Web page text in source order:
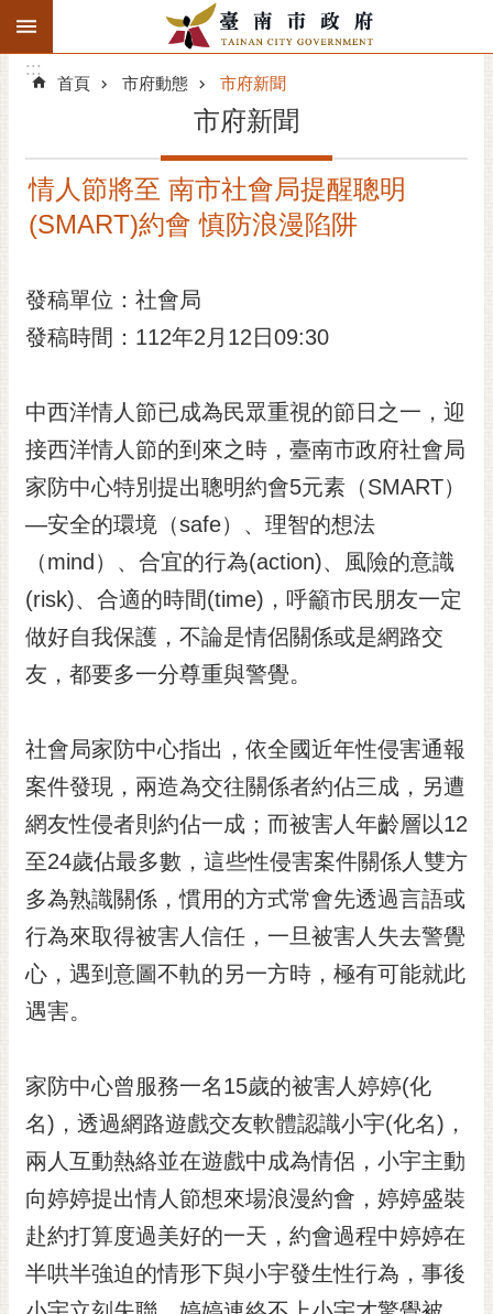
跳到主要內容區塊
搜
階
精彩府城
市府團隊
主題服務
市政資訊
市民互動
黃
螢
光
花
泉
桐
花
祭
網
站
導
覽
訂
閱
RSS
閱
電
子
報
市
民
信
箱
:::
:::
首頁 市府動態 市府新聞
市府新聞
情人節將至 南市社會局提醒聰明
(SMART)約會 慎防浪漫陷阱
發稿單位：社會局
發稿時間：112年2月12日09:30
中西洋情人節已成為民眾重視的節日之一，迎
接西洋情人節的到來之時，臺南市政府社會局
家防中心特別提出聰明約會5元素（SMART）
—安全的環境（safe）、理智的想法
（mind）、合宜的行為(action)、風險的意識
(risk)、合適的時間(time)，呼籲市民朋友一定
做好自我保護，不論是情侶關係或是網路交
友，都要多一分尊重與警覺。
社會局家防中心指出，依全國近年性侵害通報
案件發現，兩造為交往關係者約佔三成，另遭
網友性侵者則約佔一成；而被害人年齡層以12
至24歲佔最多數，這些性侵害案件關係人雙方
多為熟識關係，慣用的方式常會先透過言語或
行為來取得被害人信任，一旦被害人失去警覺
心，遇到意圖不軌的另一方時，極有可能就此
遇害。
家防中心曾服務一名15歲的被害人婷婷(化
名)，透過網路遊戲交友軟體認識小宇(化名)，
兩人互動熱絡並在遊戲中成為情侶，小宇主動
向婷婷提出情人節想來場浪漫約會，婷婷盛裝
赴約打算度過美好的一天，約會過程中婷婷在
半哄半強迫的情形下與小宇發生性行為，事後